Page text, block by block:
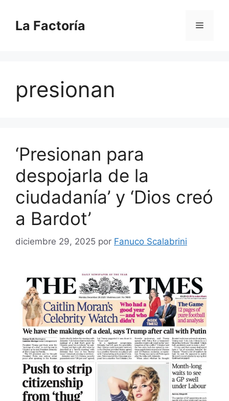
contenido
La Factoría Menú
presionan
‘Presionan para
despojarla de la
ciudadanía’ y ‘Dios creó
a Bardot’
diciembre 29, 2025 por Fanuco Scalabrini